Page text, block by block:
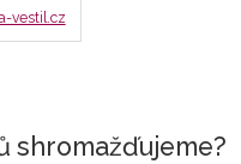
vestil.cz
shromažďujeme?